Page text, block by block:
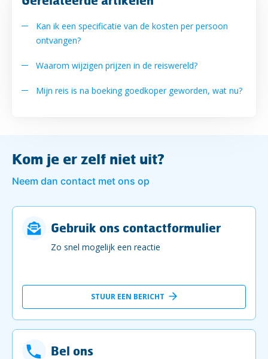
Kan ik een specificatie van de kosten per persoon
ontvangen?
Waarom wijzigen prijzen in de reiswereld?
Mijn reis is na boeking goedkoper geworden, wat nu?
Kom je er zelf niet uit?
Neem dan contact met ons op
Gebruik ons contactformulier
Zo snel mogelijk een reactie
STUUR EEN BERICHT
Bel ons